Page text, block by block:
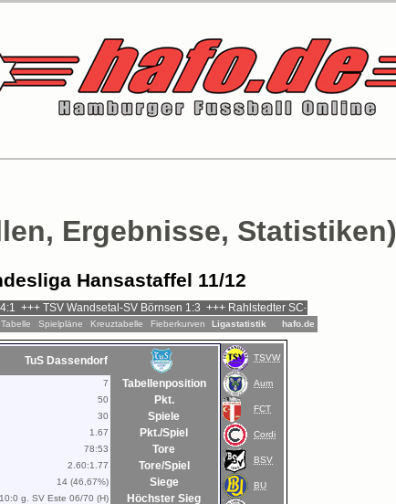
Ergebnisse, Statistiken)
Hansastaffel 11/12
Tabelle Spielpläne Kreuztabelle Fieberkurven Ligastatistik hafo.de
TuS Dassendorf
7 Tabellenposition
50 Pkt.
30 Spiele
1.67 Pkt./Spiel
78:53 Tore
2.60:1.77 Tore/Spiel
14 (46,67%) Siege
10:0 g. SV Este 06/70 (H) Höchster Sieg
TSVW
Aum
FCT
Cordi
BSV
BU